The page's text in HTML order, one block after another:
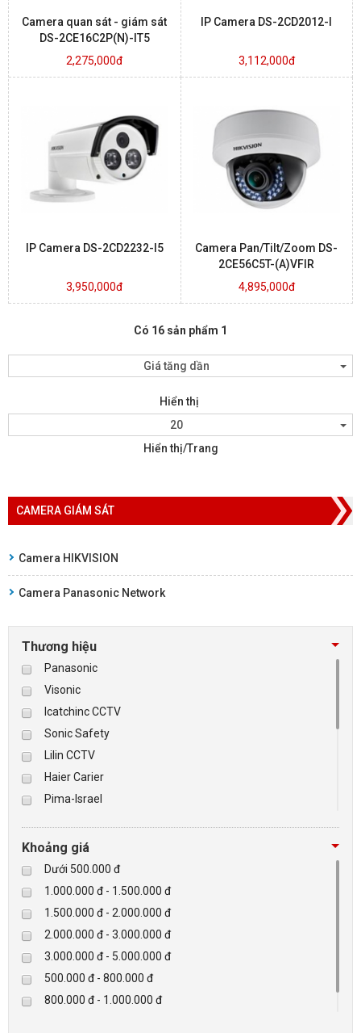
Camera quan sát - giám sát
DS-2CE16C2P(N)-IT5
2,275,000đ
IP Camera DS-2CD2012-I
3,112,000đ
IP Camera DS-2CD2232-I5
3,950,000đ
Camera Pan/Tilt/Zoom DS-
2CE56C5T-(A)VFIR
4,895,000đ
Có 16 sản phẩm 1
Giá tăng dần
Hiển thị
20
Hiển thị/Trang
CAMERA GIÁM SÁT
Camera HIKVISION
Camera Panasonic Network
Thương hiệu
Panasonic
Visonic
Icatchinc CCTV
Sonic Safety
Lilin CCTV
Haier Carier
Pima-Israel
Checkpoint
Paradox-Canada
D-max
HIKVISON
Eguard
Khác
Rapiscan
Khoảng giá
Dưới 500.000 đ
1.000.000 đ - 1.500.000 đ
1.500.000 đ - 2.000.000 đ
2.000.000 đ - 3.000.000 đ
3.000.000 đ - 5.000.000 đ
500.000 đ - 800.000 đ
800.000 đ - 1.000.000 đ